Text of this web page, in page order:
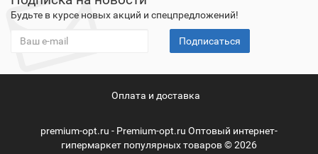
Будьте в курсе новых акций и спецпредложений!
Подписаться
Оплата и доставка
premium-opt.ru - Premium-opt.ru Оптовый интернет-
гипермаркет популярных товаров © 2026